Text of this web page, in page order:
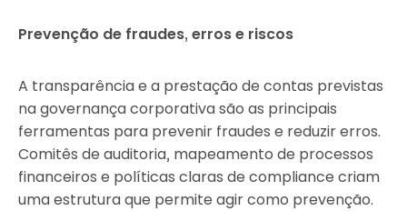
Prevenção de fraudes, erros e riscos
A transparência e a prestação de contas previstas
na governança corporativa são as principais
ferramentas para prevenir fraudes e reduzir erros.
Comitês de auditoria, mapeamento de processos
financeiros e políticas claras de compliance criam
uma estrutura que permite agir como prevenção.